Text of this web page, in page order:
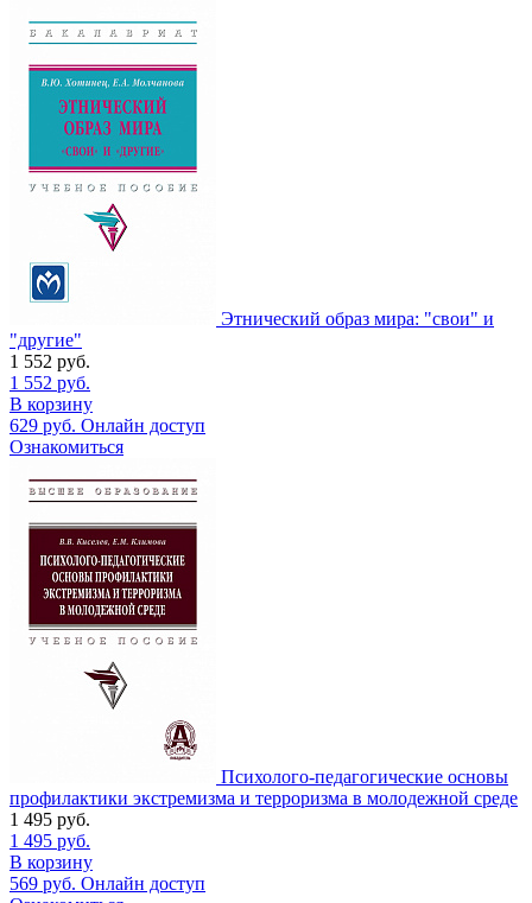
Этнический образ мира: "свои" и
"другие"
1 552 руб.
1 552 руб.
В корзину
629 руб. Онлайн доступ
Ознакомиться
Психолого-педагогические основы
профилактики экстремизма и терроризма в молодежной среде
1 495 руб.
1 495 руб.
В корзину
569 руб. Онлайн доступ